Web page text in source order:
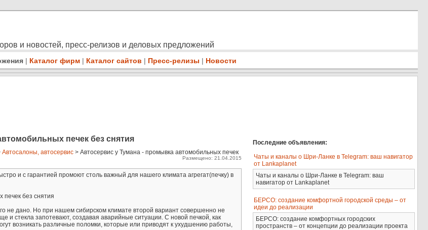
и новостей, пресс-релизов и деловых предложений
| Каталог фирм | Каталог сайтов | Пресс-релизы | Новости
печек без снятия
Автосалоны, автосервис > Автосервис у Тумана - промывка автомобильных печек
Размещено: 21.04.2015
и с гарантией промоют столь важный для нашего климата агрегат(печку) в
печек без снятия
не дано. Но при нашем сибирском климате второй вариант совершенно не
и стекла запотевают, создавая аварийные ситуации. С новой печкой, как
возникать различные поломки, которые или приводят к ухудшению работы,
Последние объявления:
Чаты и каналы о Шри-Ланке в Telegram: ваш навигатор
от Lankaplanet
Чаты и каналы о Шри-Ланке в Telegram: ваш
навигатор от Lankaplanet
БЕРСО: создание комфортной городской среды – от
идеи до реализации
БЕРСО: создание комфортных городских
пространств – от концепции до реализации проекта